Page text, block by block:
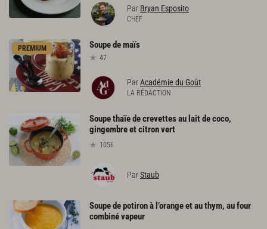
Par Bryan Esposito
CHEF
PREMIUM Soupedemaïs
47
ParAcadémie du Goût
LA RÉDACTION
Soupe thaïe de crevettes au lait de coco,
gingembre et citron vert
1056
ParStaub
Soupe de potiron à l’orange et au thym, au four
combiné vapeur